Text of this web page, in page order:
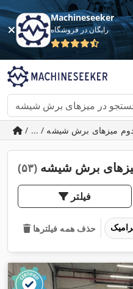
Machineseeker
رایگان در فروشگاه
برش شیشه (۵۳)
فیلتر
حذف همه فیلترها